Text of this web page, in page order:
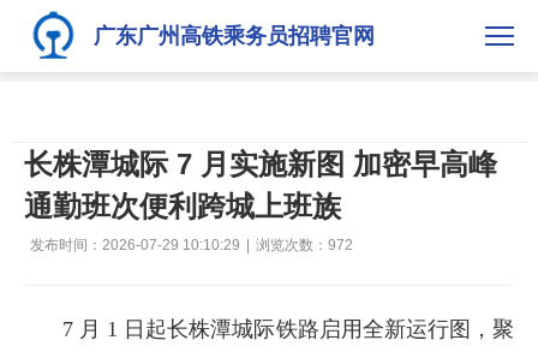
广东广州高铁乘务员招聘官网
长株潭城际 7 月实施新图 加密早高峰
通勤班次便利跨城上班族
发布时间：2026-07-29 10:10:29 | 浏览次数： 972
7 月 1 日起长株潭城际铁路启用全新运行图，聚